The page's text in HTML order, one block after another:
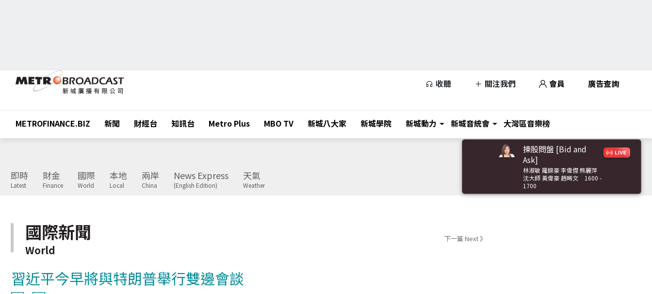
收聽 關注我們 會員 廣告查詢
METROFINANCE.BIZ 新聞 財經台 知訊台 Metro Plus MBO TV 新城八大家 新城學院 新城動力 新城音統會 大灣區音樂榜
即時
Latest
財金
Finance
國際
World
本地
Local
兩岸
China
News Express
(English Edition)
天氣
Weather
揀股問盤 [Bid and
Ask]
林淑敏 羅錦豪 李偉傑 熊麗萍
沈大師 黃偉豪 趙晞文
1600 -
1700
國際新聞
World
下一篇 Next 》
習近平今早將與特朗普舉行雙邊會談